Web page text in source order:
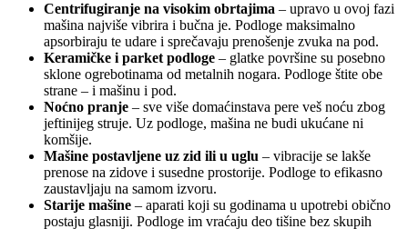
Centrifugiranje na visokim obrtajima – upravo u ovoj fazi
mašina najviše vibrira i bučna je. Podloge maksimalno
apsorbiraju te udare i sprečavaju prenošenje zvuka na pod.
Keramičke i parket podloge – glatke površine su posebno
sklone ogrebotinama od metalnih nogara. Podloge štite obe
strane – i mašinu i pod.
Noćno pranje – sve više domaćinstava pere veš noću zbog
jeftinijeg struje. Uz podloge, mašina ne budi ukućane ni
komšije.
Mašine postavljene uz zid ili u uglu – vibracije se lakše
prenose na zidove i susedne prostorije. Podloge to efikasno
zaustavljaju na samom izvoru.
Starije mašine – aparati koji su godinama u upotrebi obično
postaju glasniji. Podloge im vraćaju deo tišine bez skupih